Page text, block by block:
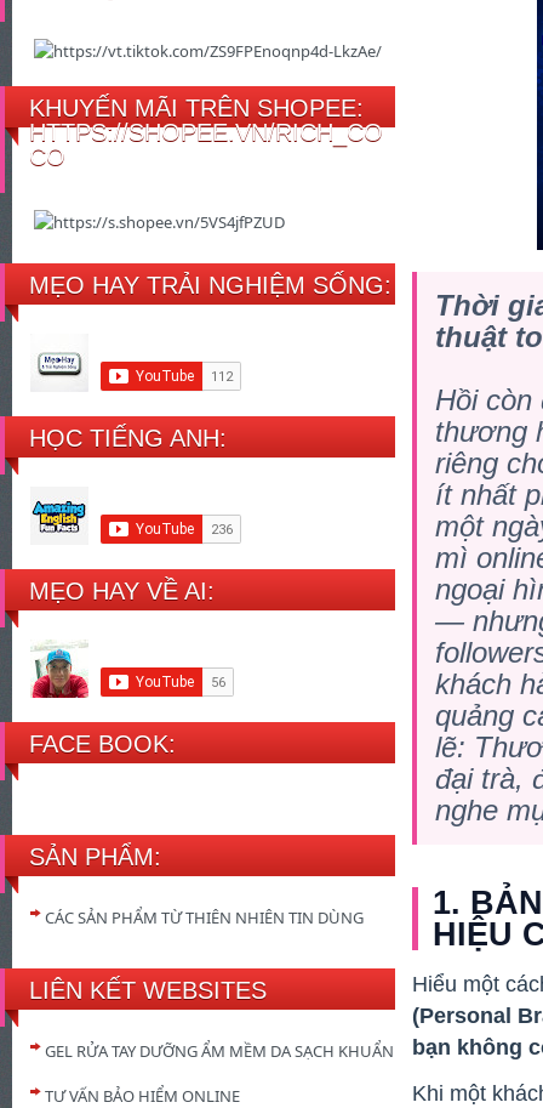
KHUYẾN MÃI TRÊN SHOPEE:
HTTPS://SHOPEE.VN/RICH_CO
CO
MẸO HAY TRẢI NGHIỆM SỐNG:
HỌC TIẾNG ANH:
MẸO HAY VỀ AI:
FACE BOOK:
SẢN PHẨM:
CÁC SẢN PHẨM TỪ THIÊN NHIÊN TIN DÙNG
LIÊN KẾT WEBSITES
GEL RỬA TAY DƯỠNG ẨM MỀM DA SẠCH KHUẨN
TƯ VẤN BẢO HIỂM ONLINE
Thời
thuật
Hồi còn
thương
riêng
ít nhất
một
mì
ngoại
—
khách
quảng
lẽ:
đại trà,
nghe
1.
HIỆU
Hiểu một
(Personal
bạn không
Khi một